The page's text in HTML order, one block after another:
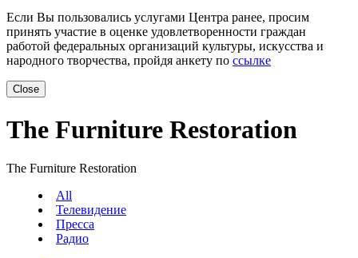
Если Вы пользовались услугами Центра ранее, просим
принять участие в оценке удовлетворенности граждан
работой федеральных организаций культуры, искусства и
народного творчества, пройдя анкету по ссылке
Close
The Furniture Restoration
The Furniture Restoration
All
Телевидение
Пресса
Радио